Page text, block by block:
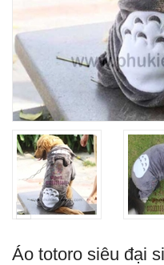
Áo totoro siêu đại